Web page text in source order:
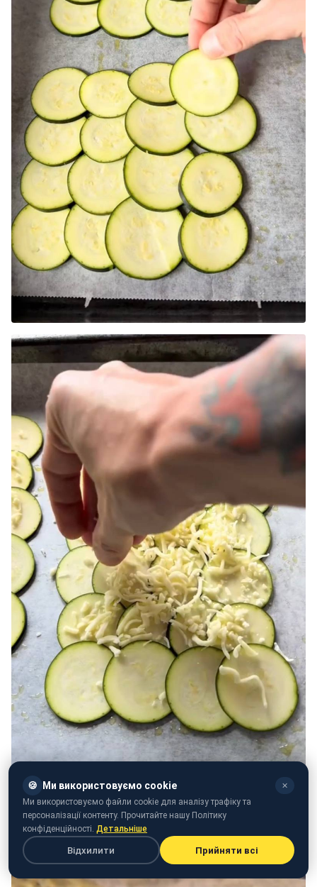
🍪 Ми використовуємо cookie ✕
Ми використовуємо файли cookie для аналізу трафіку та
персоналізації контенту. Прочитайте нашу Політику
конфіденційності. Детальніше
Відхилити Прийняти всі